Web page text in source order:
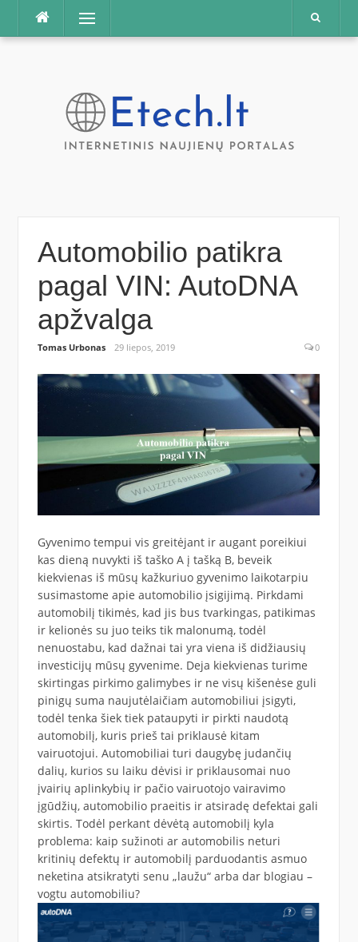
Praleisti
Meniu
Automobilio patikra
pagal VIN: AutoDNA
apžvalga
Tomas Urbonas 29 liepos, 2019 0
Gyvenimo tempui vis greitėjant ir augant poreikiui
kas dieną nuvykti iš taško A į tašką B, beveik
kiekvienas iš mūsų kažkuriuo gyvenimo laikotarpiu
susimastome apie automobilio įsigijimą. Pirkdami
automobilį tikimės, kad jis bus tvarkingas, patikimas
ir kelionės su juo teiks tik malonumą, todėl
nenuostabu, kad dažnai tai yra viena iš didžiausių
investicijų mūsų gyvenime. Deja kiekvienas turime
skirtingas pirkimo galimybes ir ne visų kišenėse guli
pinigų suma naujutėlaičiam automobiliui įsigyti,
todėl tenka šiek tiek pataupyti ir pirkti naudotą
automobilį, kuris prieš tai priklausė kitam
vairuotojui. Automobiliai turi daugybę judančių
dalių, kurios su laiku dėvisi ir priklausomai nuo
įvairių aplinkybių ir pačio vairuotojo vairavimo
įgūdžių, automobilio praeitis ir atsiradę defektai gali
skirtis. Todėl perkant dėvėtą automobilį kyla
problema: kaip sužinoti ar automobilis neturi
kritinių defektų ir automobilį parduodantis asmuo
neketina atsikratyti senu „laužu“ arba dar blogiau –
vogtu automobiliu?